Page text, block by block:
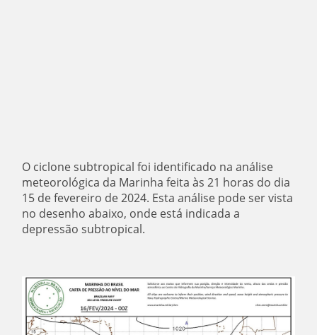
O ciclone subtropical foi identificado na análise
meteorológica da Marinha feita às 21 horas do dia
15 de fevereiro de 2024. Esta análise pode ser vista
no desenho abaixo, onde está indicada a
depressão subtropical.